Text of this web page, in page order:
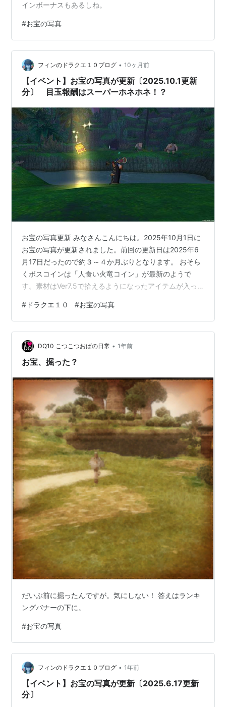
インボーナスもあるしね。
#お宝の写真
フィンのドラクエ１０ブログ • 10ヶ月前
【イベント】お宝の写真が更新〔2025.10.1更新
分〕 目玉報酬はスーパーホネホネ！？
お宝の写真更新 みなさんこんにちは。2025年10月1日に
お宝の写真が更新されました。前回の更新日は2025年6
月17日だったので約３～４か月ぶりとなります。 おそら
くボスコインは「人食い火竜コイン」が最新のようで
す。素材はVer7.5で拾えるようになったアイテムが入っ
券」集めになるでしょう。 と言うことで、今回も２垢で
お宝探ししてきた記事です。 ◆目次◆ お宝の写真更新
遊び方 豆知識 お宝の場所と中身 １枚目 ２枚目 ３枚目 ４
枚目 ５枚目 ６枚目 ７枚目 ８枚目 ９枚目 １０枚目 おわ
りに ◆◆◆◆ 遊び方 「２垢で１０キャラ分」掘りま
# ドラクエ１０ #お宝の写真
DQ10 こつこつおばの日常 • 1年前
お宝、掘った？
だいぶ前に掘ったんですが。気にしない！ 答えはランキ
ングバナーの下に。
#お宝の写真
フィンのドラクエ１０ブログ • 1年前
【イベント】お宝の写真が更新〔2025.6.17更新
分〕